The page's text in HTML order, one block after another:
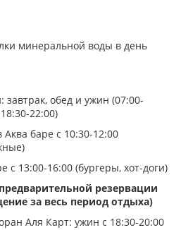
минеральной воды в день
завтрак, обед и ужин (07:00-
22:00)
Аква баре с 10:30-12:00
с 13:00-16:00 (бургеры, хот-доги)
резервации
за весь период отдыха)
Аля Карт: ужин с 18:30-20:00